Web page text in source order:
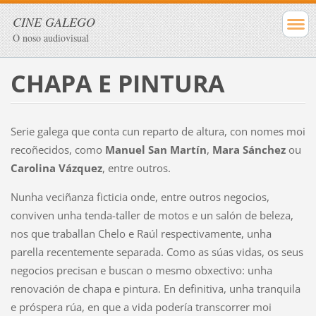
CINE GALEGO
O noso audiovisual
CHAPA E PINTURA
Serie galega que conta cun reparto de altura, con nomes moi
recoñecidos, como Manuel San Martín, Mara Sánchezou
Carolina Vázquez, entre outros.
Nunha veciñanza ficticia onde, entre outros negocios,
conviven unha tenda-taller de motos e un salón de beleza,
nos que traballan Chelo e Raúl respectivamente, unha
parella recentemente separada. Como as súas vidas, os seus
negocios precisan e buscan o mesmo obxectivo: unha
renovación de chapa e pintura. En definitiva, unha tranquila
e próspera rúa, en que a vida podería transcorrer moi